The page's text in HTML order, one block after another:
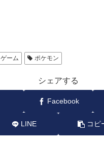
ゲーム ポケモン
シェアする
Facebook
LINE コピ